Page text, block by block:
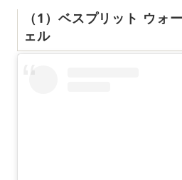
（1）ベスプリット ウォ
ェル